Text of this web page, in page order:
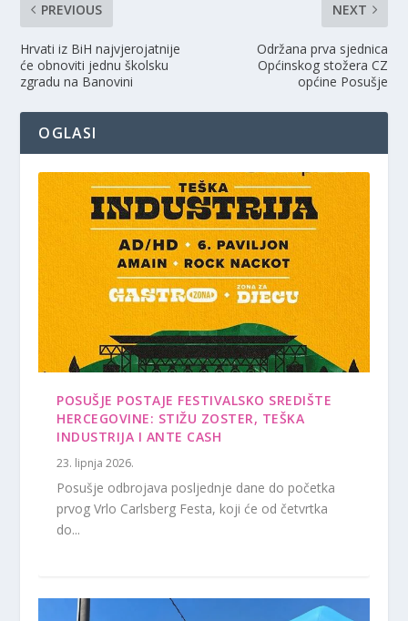
PREVIOUS
Hrvati iz BiH najvjerojatnije
će obnoviti jednu školsku
zgradu na Banovini
NEXT
Održana prva sjednica
Općinskog stožera CZ
općine Posušje
OGLASI
POSUŠJE POSTAJE FESTIVALSKO SREDIŠTE
HERCEGOVINE: STIŽU ZOSTER, TEŠKA
INDUSTRIJA I ANTE CASH
23. lipnja 2026.
Posušje odbrojava posljednje dane do početka
prvog Vrlo Carlsberg Festa, koji će od četvrtka
do...